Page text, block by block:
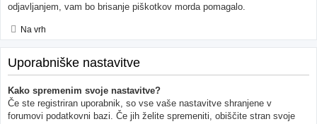
odjavljanjem, vam bo brisanje piškotkov morda pomagalo.
Na vrh
Uporabniške nastavitve
Kako spremenim svoje nastavitve?
Če ste registriran uporabnik, so vse vaše nastavitve shranjene v
forumovi podatkovni bazi. Če jih želite spremeniti, obiščite stran svoje